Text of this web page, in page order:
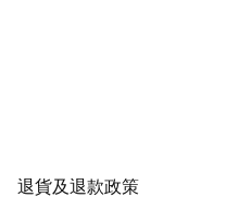
退貨及退款政策